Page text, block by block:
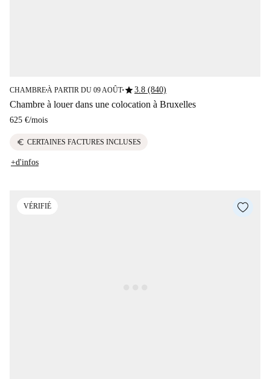
CHAMBRE■À PARTIR DU 09 AOÛT■star3.8 (840)
Chambre à louer dans une colocation à Bruxelles
625 €/mois
euro CERTAINES FACTURES INCLUSES
+d'infos
VÉRIFIÉ